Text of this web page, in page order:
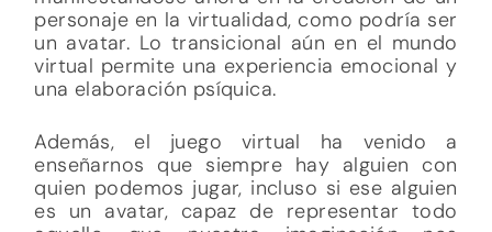
personaje en la virtualidad, como podría ser
un avatar. Lo transicional aún en el mundo
virtual permite una experiencia emocional y
una elaboración psíquica.
Además, el juego virtual ha venido a
enseñarnos que siempre hay alguien con
quien podemos jugar, incluso si ese alguien
es un avatar, capaz de representar todo